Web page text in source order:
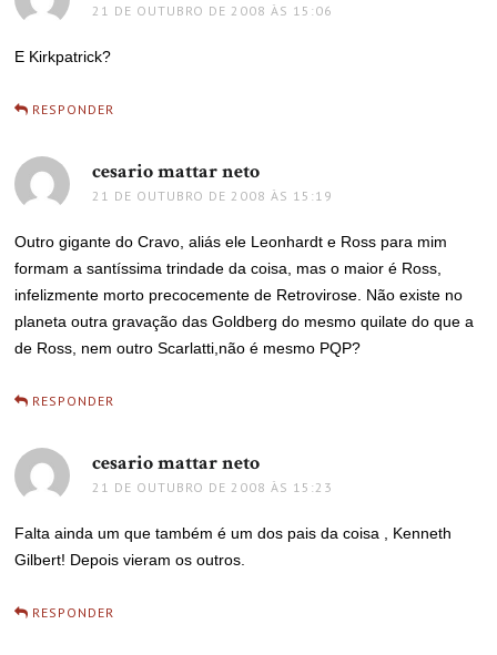
21 DE OUTUBRO DE 2008 ÀS 15:06
E Kirkpatrick?
RESPONDER
cesario mattar neto
21 DE OUTUBRO DE 2008 ÀS 15:19
Outro gigante do Cravo, aliás ele Leonhardt e Ross para mim
formam a santíssima trindade da coisa, mas o maior é Ross,
infelizmente morto precocemente de Retrovirose. Não existe no
planeta outra gravação das Goldberg do mesmo quilate do que a
de Ross, nem outro Scarlatti,não é mesmo PQP?
RESPONDER
cesario mattar neto
21 DE OUTUBRO DE 2008 ÀS 15:23
Falta ainda um que também é um dos pais da coisa , Kenneth
Gilbert! Depois vieram os outros.
RESPONDER